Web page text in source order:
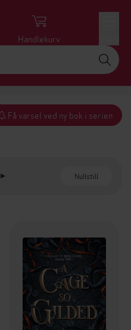
Handlekurv
Få varsel ved ny bok i serien
Nullstill